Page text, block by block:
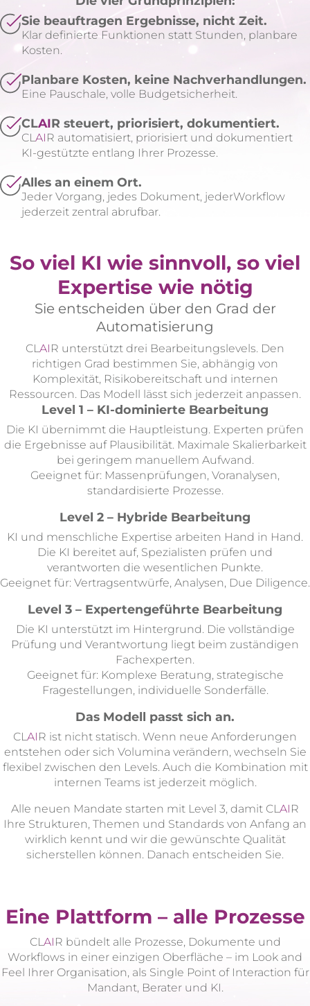
Sie beauftragen Ergebnisse, nicht Zeit.
Klar definierte Funktionen statt Stunden, planbare
Kosten.
Planbare Kosten, keine Nachverhandlungen.
Eine Pauschale, volle Budgetsicherheit.
CLAIR steuert, priorisiert, dokumentiert.
CLAI R automatisiert, priorisiert und dokumentiert
KI-gestützte entlang Ihrer Prozesse.
Alles an einem Ort.
Jeder Vorgang, jedes Dokument, jederWorkflow
jederzeit zentral abrufbar.
So viel KI wie sinnvoll, so viel
Expertise wie nötig
Sie entscheiden über den Grad der
Automatisierung
CLAI R unterstützt drei Bearbeitungslevels. Den
richtigen Grad bestimmen Sie, abhängig von
Komplexität, Risikobereitschaft und internen
Ressourcen. Das Modell lässt sich jederzeit anpassen.
Level 1 – KI-dominierte Bearbeitung
Die KI übernimmt die Hauptleistung. Experten prüfen
die Ergebnisse auf Plausibilität. Maximale Skalierbarkeit
bei geringem manuellem Aufwand.
Geeignet für: Massenprüfungen, Voranalysen,
standardisierte Prozesse.
Level 2 – Hybride Bearbeitung
KI und menschliche Expertise arbeiten Hand in Hand.
Die KI bereitet auf, Spezialisten prüfen und
verantworten die wesentlichen Punkte.
Geeignet für: Vertragsentwürfe, Analysen, Due Diligence.
Level 3 – Expertengeführte Bearbeitung
Die KI unterstützt im Hintergrund. Die vollständige
Prüfung und Verantwortung liegt beim zuständigen
Fachexperten.
Geeignet für: Komplexe Beratung, strategische
Fragestellungen, individuelle Sonderfälle.
Das Modell passt sich an.
CLAI R ist nicht statisch. Wenn neue Anforderungen
entstehen oder sich Volumina verändern, wechseln Sie
flexibel zwischen den Levels. Auch die Kombination mit
internen Teams ist jederzeit möglich.
Alle neuen Mandate starten mit Level 3, damit CLAI R
Ihre Strukturen, Themen und Standards von Anfang an
wirklich kennt und wir die gewünschte Qualität
sicherstellen können. Danach entscheiden Sie.
Eine Plattform – alle Prozesse
CL AI R bündelt alle Prozesse, Dokumente und
Workflows in einer einzigen Oberfläche – im Look and
Feel Ihrer Organisation, als Single Point of Interaction für
Mandant, Berater und KI.